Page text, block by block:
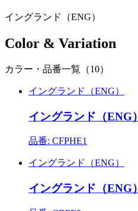
イングランド（ENG）
Color & Variation
カラー・品番一覧（10）
イングランド（ENG）
イングランド（ENG）
品番: CFPHE1
イングランド（ENG）
イングランド（ENG）